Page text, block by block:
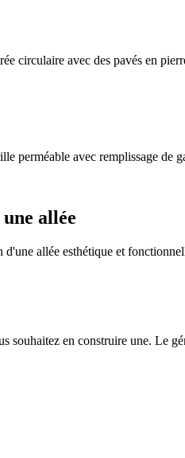
circulaire avec des pavés en
perméable avec remplissage
allée
allée esthétique et
souhaitez en construire une. Le